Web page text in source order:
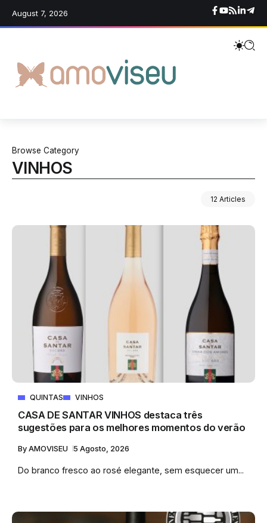
August 7, 2026
Browse Category
VINHOS
12 Articles
QUINTAS VINHOS
CASA DE SANTAR VINHOS destaca três
sugestões para os melhores momentos do verão
By AMOVISEU 5 Agosto, 2026
Do branco fresco ao rosé elegante, sem esquecer um...